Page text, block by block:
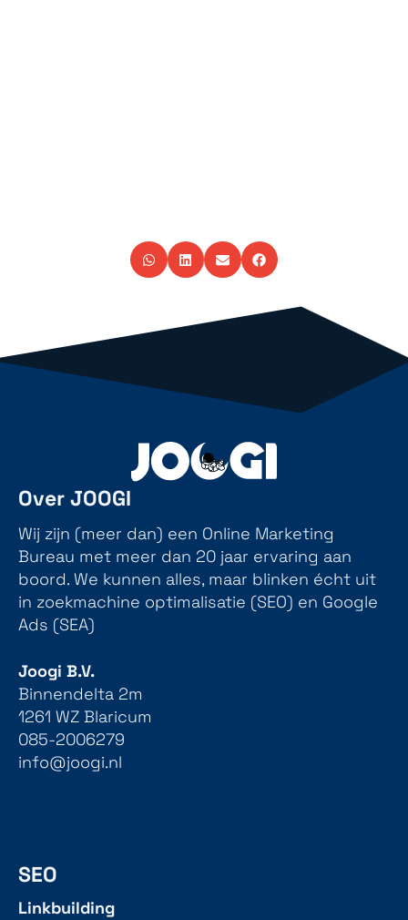
Over JOOGI
Wij zijn (meer dan) een Online Marketing
Bureau met meer dan 20 jaar ervaring aan
boord. We kunnen alles, maar blinken écht uit
in zoekmachine optimalisatie (SEO) en Google
Ads (SEA)
Joogi B.V.
Binnendelta 2m
1261 WZ Blaricum
085-2006279
info@joogi.nl
SEO
Linkbuilding